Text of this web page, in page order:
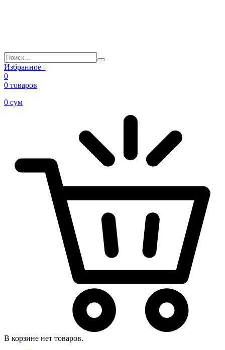
Избранное -
0
0 товаров
0 сум
В корзине нет товаров.